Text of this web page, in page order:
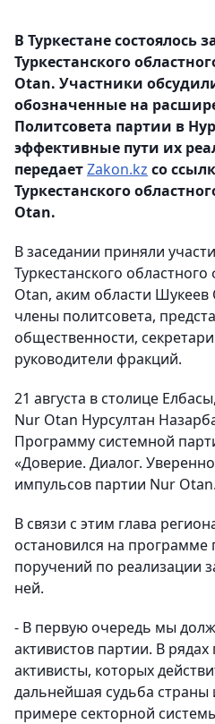
В Туркестане состоялось
Туркестанского
Otan. Участники
обозначенные на
Политсовета партии в
эффективные пути их
передаетZakon.kz со
Туркестанского
Otan.
В заседании приняли
Туркестанского
Otan, аким области Шукеев
члены политсовета,
общественности,
руководители фракций.
21 августа в столице
Nur Otan Нурсултан
Программу системной
«Доверие. Диалог.
импульсов партии Nur Otan.
В связи с этим глава
остановился на программе
поручений по реализации
ней.
- В первую очередь мы
активистов партии. В
активисты, которых
дальнейшая судьба
примере секторной